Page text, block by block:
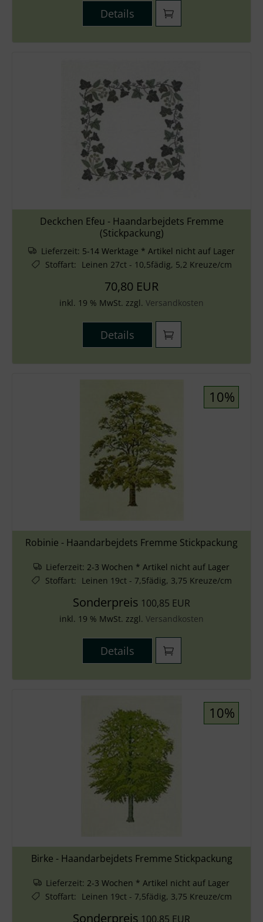
Details
Deckchen Efeu - Haandarbejdets Fremme
(Stickpackung)
Lieferzeit: 5-14 Werktage * Artikel nicht auf Lager
Stoffart: Leinen 27ct - 10,5fädig, 5,2 Kreuze/cm
70,80 EUR
inkl. 19 % MwSt. zzgl. Versandkosten
Details
10%
Robinie - Haandarbejdets Fremme Stickpackung
Lieferzeit: 2-3 Wochen * Artikel nicht auf Lager
Stoffart: Leinen 19ct - 7,5fädig, 3,75 Kreuze/cm
Sonderpreis 100,85 EUR
inkl. 19 % MwSt. zzgl. Versandkosten
Details
10%
Birke - Haandarbejdets Fremme Stickpackung
Lieferzeit: 2-3 Wochen * Artikel nicht auf Lager
Stoffart: Leinen 19ct - 7,5fädig, 3,75 Kreuze/cm
Sonderpreis 100,85 EUR